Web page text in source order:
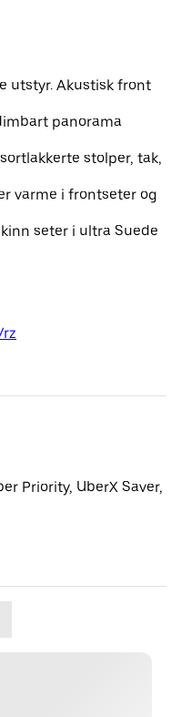
utstyr. Akustisk front
panorama
stolper, tak,
varme i frontseter og
seter i ultra Suede
Priority, UberX Saver,